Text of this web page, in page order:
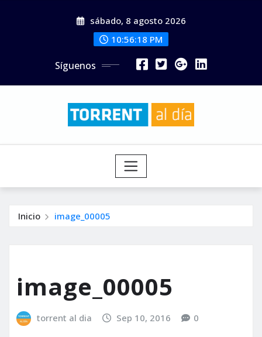
sábado, 8 agosto 2026
10:56:20 PM
Síguenos
Inicio image_00005
image_00005
torrent al dia Sep 10, 2016 0